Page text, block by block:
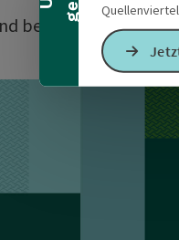
bei Menschen, die